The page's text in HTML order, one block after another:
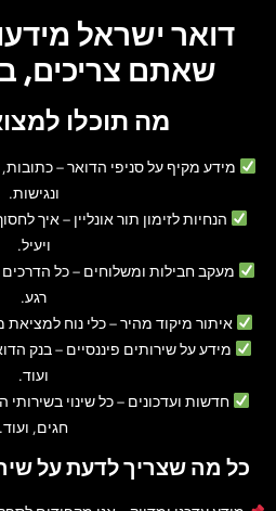
דואר ישראל
שאתם צריכים,
מה תוכלו
מידע מקיף על סניפי הדואר– כתובות,
ונגישות.
הנחיות לזימון תור אונליין – איך
ויעיל.
מעקב חבילות ומשלוחים – כל
רגע.
איתור מיקוד מהיר– כלי נוח למציאת
מידע על שירותים פיננסיים – בנק
ועוד.
חדשות ועדכונים – כל שינוי
חגים, ועוד.
כל מה שצריך לדעת על